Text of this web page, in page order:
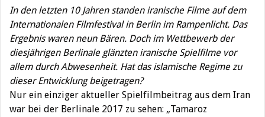
In den letzten 10 Jahren standen iranische Filme auf dem
Internationalen Filmfestival in Berlin im Rampenlicht. Das
Ergebnis waren neun Bären. Doch im Wettbewerb der
diesjährigen Berlinale glänzten iranische Spielfilme vor
allem durch Abwesenheit. Hat das islamische Regime zu
dieser Entwicklung beigetragen?
Nur ein einziger aktueller Spielfilmbeitrag aus dem Iran
war bei der Berlinale 2017 zu sehen: „Tamaroz